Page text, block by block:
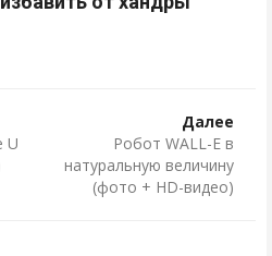
U
Далее
Робот WALL-E в
натуральную величину
(фото + HD-видео)